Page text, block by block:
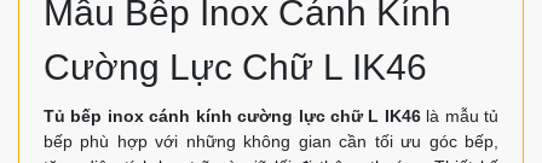
Mẫu Bếp Inox Cánh Kính
Cường Lực Chữ L IK46
Tủ bếp inox cánh kính cường lực chữ L IK46là mẫu tủ
bếp phù hợp với những không gian cần tối ưu góc bếp,